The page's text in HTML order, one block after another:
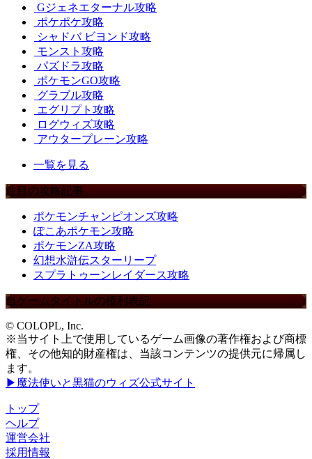
Gジェネエターナル攻略
ポケポケ攻略
シャドバ ビヨンド攻略
モンスト攻略
パズドラ攻略
ポケモンGO攻略
グラブル攻略
エグリプト攻略
ログウィズ攻略
アウタープレーン攻略
一覧を見る
注目の攻略記事
ポケモンチャンピオンズ攻略
ぽこあポケモン攻略
ポケモンZA攻略
幻想水滸伝スターリープ
スプラトゥーンレイダース攻略
当ゲームタイトルの権利表記
© COLOPL, Inc.
※当サイト上で使用しているゲーム画像の著作権および商標
権、その他知的財産権は、当該コンテンツの提供元に帰属し
ます。
▶魔法使いと黒猫のウィズ公式サイト
トップ
ヘルプ
運営会社
採用情報